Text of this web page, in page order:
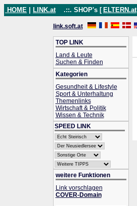
HOME LINK.at .::. SHOP's [ ELTERN.at
link.soft.at
TOP LINK
Land & Leute
Suchen & Finden
Kategorien
Gesundheit & Lifestyle
Sport & Unterhaltung
Themenlinks
Wirtschaft & Politik
Wissen & Technik
SPEED LINK
weitere Funktionen
Link vorschlagen
COVER-Domain